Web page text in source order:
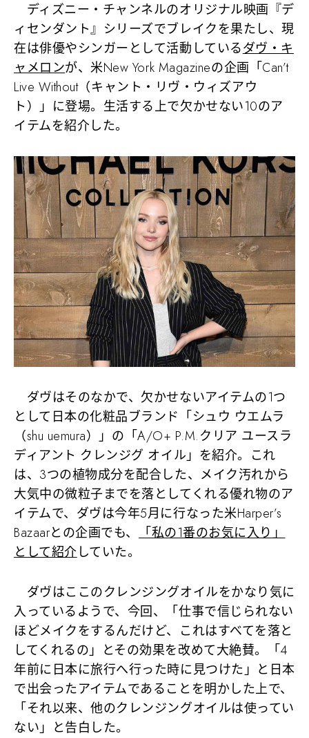
ディズニー・チャンネルのオリジナル映画『デ
ィセンダント』シリーズでブレイクを果たし、現
在は俳優やシンガーとして活動しているダヴ・キ
ャメロンが、米New York Magazineの企画「Can’t
Live Without（キャント・リヴ・ウィズアウ
ト）」に登場。生活する上で欠かせない10のア
イテムを紹介した。
ダヴはそのなかで、欠かせないアイテムの1つ
として日本の化粧品ブランド「シュウ ウエムラ
（shu uemura）」の「A/O+ P.M.クリア ユースラ
ディアント クレンジグ オイル」を紹介。これ
は、3つの植物成分を配合した、メイク汚れから
大気中の微粒子までを落としてくれる優れ物のア
イテムで、ダヴは今年5月に行なった米Harper’s
Bazaarとの企画でも、
「私の1番のお気に入り」
として紹介 していた。
ダヴはここのクレンジングオイルをかなり気に
入っているようで、今回、「仕事で信じられない
ほどメイクをするんだけど、これはすべてを落と
してくれるの」とその効果を改めて大絶賛。「4
年前に日本に旅行へ行った時に見つけた」と日本
で出会ったアイテムであることを明かした上で、
「それ以来、他のクレンジングオイルは使ってい
ない」と告白した。